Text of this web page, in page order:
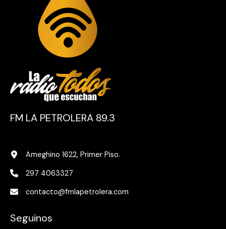
FM LA PETROLERA 89.3
Ameghino 1622, Primer Piso.
297 4063327
contacto@fmlapetrolera.com
Seguinos